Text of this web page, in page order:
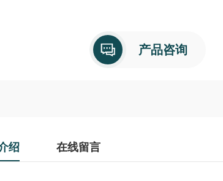
产品咨询
绍 在线留言